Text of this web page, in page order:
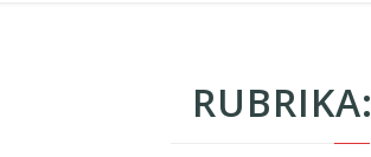
RUBRIKA: